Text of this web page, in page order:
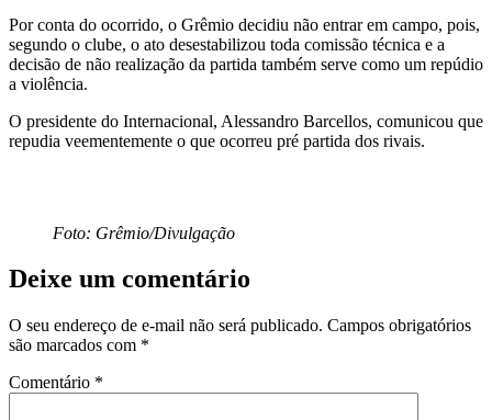
Por conta do ocorrido, o Grêmio decidiu não entrar em campo, pois,
segundo o clube, o ato desestabilizou toda comissão técnica e a
decisão de não realização da partida também serve como um repúdio
a violência.
O presidente do Internacional, Alessandro Barcellos, comunicou que
repudia veementemente o que ocorreu pré partida dos rivais.
Foto: Grêmio/Divulgação
Deixe um comentário
O seu endereço de e-mail não será publicado. Campos obrigatórios
são marcados com *
Comentário *